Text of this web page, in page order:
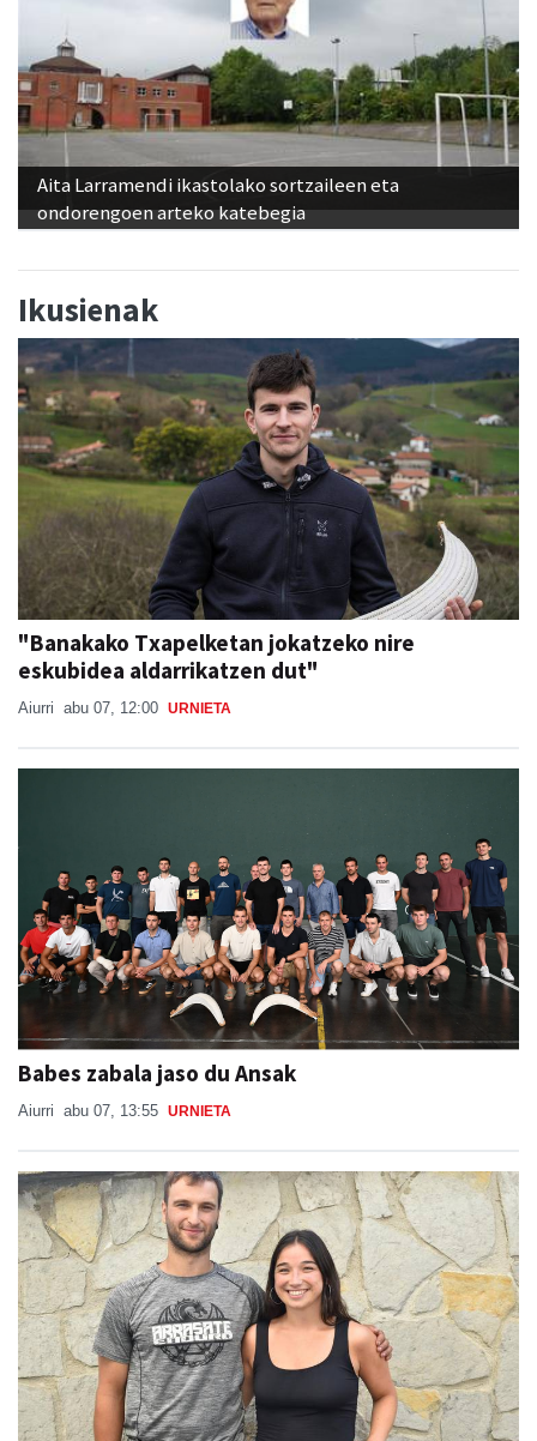
Aita Larramendi ikastolako sortzaileen eta
ondorengoen arteko katebegia
Ikusienak
"Banakako Txapelketan jokatzeko nire
eskubidea aldarrikatzen dut"
Aiurri abu 07, 12:00 URNIETA
Babes zabala jaso du Ansak
Aiurri abu 07, 13:55 URNIETA